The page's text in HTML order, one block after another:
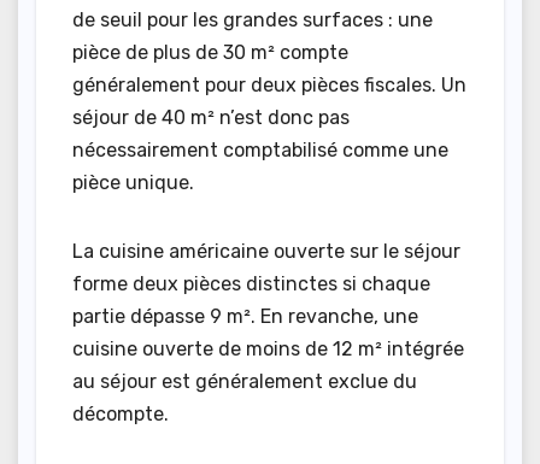
de seuil pour les grandes surfaces : une
pièce de plus de 30 m² compte
généralement pour deux pièces fiscales. Un
séjour de 40 m² n’est donc pas
nécessairement comptabilisé comme une
pièce unique.
La cuisine américaine ouverte sur le séjour
forme deux pièces distinctes si chaque
partie dépasse 9 m². En revanche, une
cuisine ouverte de moins de 12 m² intégrée
au séjour est généralement exclue du
décompte.